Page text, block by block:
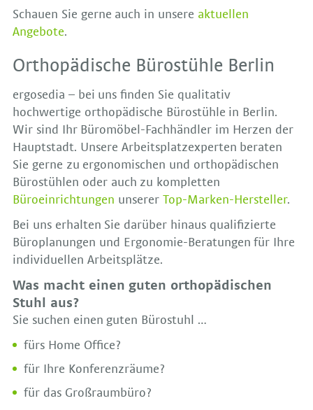
Schauen Sie gerne auch in unsere aktuellen
Angebote.
Orthopädische Bürostühle Berlin
ergosedia – bei uns finden Sie qualitativ
hochwertige orthopädische Bürostühle in Berlin.
Wir sind Ihr Büromöbel-Fachhändler im Herzen der
Hauptstadt. Unsere Arbeitsplatzexperten beraten
Sie gerne zu ergonomischen und orthopädischen
Bürostühlen oder auch zu kompletten
Büroeinrichtungen unserer Top-Marken-Hersteller.
Bei uns erhalten Sie darüber hinaus qualifizierte
Büroplanungen und Ergonomie-Beratungen für Ihre
individuellen Arbeitsplätze.
Was macht einen guten orthopädischen
Stuhl aus?
Sie suchen einen guten Bürostuhl …
fürs Home Office?
für Ihre Konferenzräume?
für das Großraumbüro?